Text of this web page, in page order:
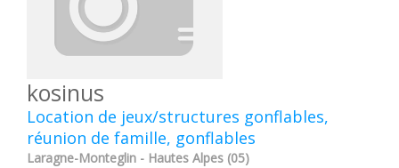
kosinus
Location de jeux/structures gonflables,
réunion de famille, gonflables
Laragne-Monteglin - Hautes Alpes (05)